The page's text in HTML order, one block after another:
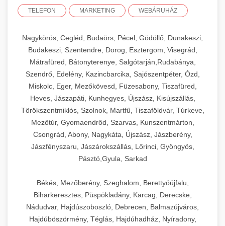
TELEFON MARKETING WEBÁRUHÁZ
Nagykörös, Cegléd, Budaörs, Pécel, Gödöllő, Dunakeszi,
Budakeszi, Szentendre, Dorog, Esztergom, Visegrád,
Mátrafüred, Bátonyterenye, Salgótarján,Rudabánya,
Szendrő, Edelény, Kazincbarcika, Sajószentpéter, Ózd,
Miskolc, Eger, Mezőkövesd, Füzesabony, Tiszafüred,
Heves, Jászapáti, Kunhegyes, Újszász, Kisújszállás,
Törökszentmiklós, Szolnok, Martfű, Tiszaföldvár, Túrkeve,
Mezőtúr, Gyomaendrőd, Szarvas, Kunszentmárton,
Csongrád, Abony, Nagykáta, Újszász, Jászberény,
Jászfényszaru, Jászárokszállás, Lőrinci, Gyöngyös,
Pásztó,Gyula, Sarkad
Békés, Mezőberény, Szeghalom, Berettyóújfalu,
Biharkeresztes, Püspökladány, Karcag, Derecske,
Nádudvar, Hajdúszoboszló, Debrecen, Balmazújváros,
Hajdúböszörmény, Téglás, Hajdúhadház, Nyíradony,